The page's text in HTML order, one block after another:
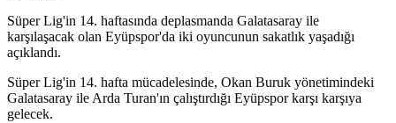
Süper Lig'in 14. haftasında deplasmanda Galatasaray ile
karşılaşacak olan Eyüpspor'da iki oyuncunun sakatlık yaşadığı
açıklandı.
Süper Lig'in 14. hafta mücadelesinde, Okan Buruk yönetimindeki
Galatasaray ile Arda Turan'ın çalıştırdığı Eyüpspor karşı karşıya
gelecek.